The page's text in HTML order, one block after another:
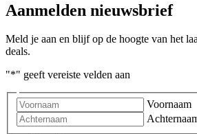
Aanmelden nieuwsbrief
Meld je aan en blijf op de hoogte van het
deals.
"*" geeft vereiste velden aan
Voornaam